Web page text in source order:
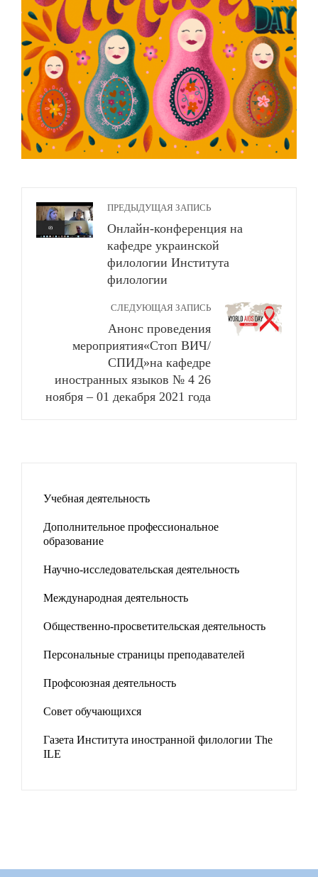
ПРЕДЫДУЩАЯ ЗАПИСЬ
Онлайн-конференция на
кафедре украинской
филологии Института
филологии
СЛЕДУЮЩАЯ ЗАПИСЬ
Анонс проведения
мероприятия«Стоп ВИЧ/
СПИД»на кафедре
иностранных языков № 4 26
ноября – 01 декабря 2021 года
Учебная деятельность
Дополнительное профессиональное
образование
Научно-исследовательская деятельность
Международная деятельность
Общественно-просветительская деятельность
Персональные страницы преподавателей
Профсоюзная деятельность
Совет обучающихся
Газета Института иностранной филологии The
ILE